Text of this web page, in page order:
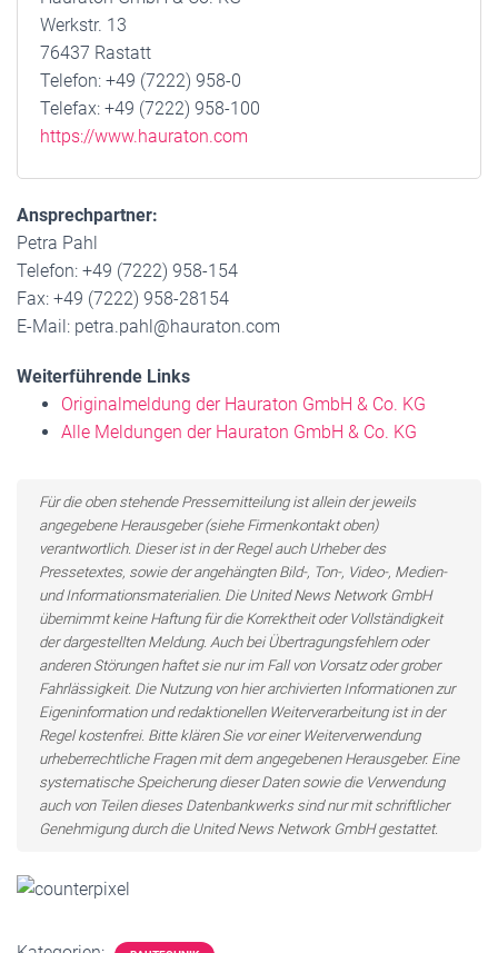
Werkstr. 13
76437 Rastatt
Telefon: +49 (7222) 958-0
Telefax: +49 (7222) 958-100
https://www.hauraton.com
Ansprechpartner:
Petra Pahl
Telefon: +49 (7222) 958-154
Fax: +49 (7222) 958-28154
E-Mail: petra.pahl@hauraton.com
Weiterführende Links
Originalmeldung der Hauraton GmbH & Co. KG
Alle Meldungen der Hauraton GmbH & Co. KG
Für die oben stehende Pressemitteilung ist allein der jeweils
angegebene Herausgeber (siehe Firmenkontakt oben)
verantwortlich. Dieser ist in der Regel auch Urheber des
Pressetextes, sowie der angehängten Bild-, Ton-, Video-, Medien-
und Informationsmaterialien. Die United News Network GmbH
übernimmt keine Haftung für die Korrektheit oder Vollständigkeit
der dargestellten Meldung. Auch bei Übertragungsfehlern oder
anderen Störungen haftet sie nur im Fall von Vorsatz oder grober
Fahrlässigkeit. Die Nutzung von hier archivierten Informationen zur
Eigeninformation und redaktionellen Weiterverarbeitung ist in der
Regel kostenfrei. Bitte klären Sie vor einer Weiterverwendung
urheberrechtliche Fragen mit dem angegebenen Herausgeber. Eine
systematische Speicherung dieser Daten sowie die Verwendung
auch von Teilen dieses Datenbankwerks sind nur mit schriftlicher
Genehmigung durch die United News Network GmbH gestattet.